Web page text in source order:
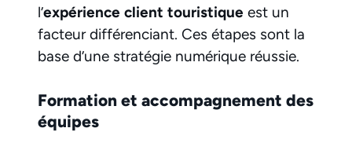
l’expérience client touristique est un
facteur différenciant. Ces étapes sont la
base d’une stratégie numérique réussie.
Formation et accompagnement des
équipes